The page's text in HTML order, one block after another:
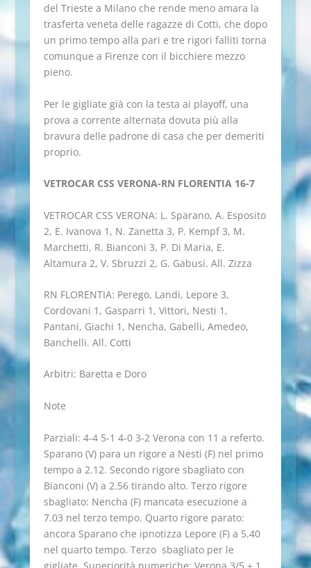
del Trieste a Milano che rende meno amara la
trasferta veneta delle ragazze di Cotti, che dopo
un primo tempo alla pari e tre rigori falliti torna
comunque a Firenze con il bicchiere mezzo
pieno.
Per le gigliate già con la testa ai playoff, una
prova a corrente alternata dovuta più alla
bravura delle padrone di casa che per demeriti
proprio.
VETROCAR CSS VERONA-RN FLORENTIA 16-7
VETROCAR CSS VERONA: L. Sparano, A. Esposito
2, E. Ivanova 1, N. Zanetta 3, P. Kempf 3, M.
Marchetti, R. Bianconi 3, P. Di Maria, E.
Altamura 2, V. Sbruzzi 2, G. Gabusi. All. Zizza
RN FLORENTIA: Perego, Landi, Lepore 3,
Cordovani 1, Gasparri 1, Vittori, Nesti 1,
Pantani, Giachi 1, Nencha, Gabelli, Amedeo,
Banchelli. All. Cotti
Arbitri: Baretta e Doro
Note
Parziali: 4-4 5-1 4-0 3-2 Verona con 11 a referto.
Sparano (V) para un rigore a Nesti (F) nel primo
tempo a 2.12. Secondo rigore sbagliato con
Bianconi (V) a 2.56 tirando alto. Terzo rigore
sbagliato: Nencha (F) mancata esecuzione a
7.03 nel terzo tempo. Quarto rigore parato:
ancora Sparano che ipnotizza Lepore (F) a 5.40
nel quarto tempo. Terzo sbagliato per le